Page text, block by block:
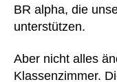
BR alpha, die
unterstützen.
Aber nicht alles
Klassenzimmer.